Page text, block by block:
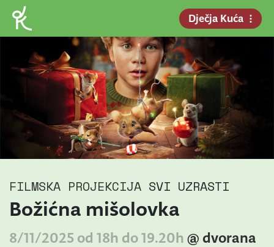
Dječja Kuća
FILMSKA PROJEKCIJA SVI UZRASTI
Božićna mišolovka
8/11/2025 od 18h do 19.20h @ dvorana